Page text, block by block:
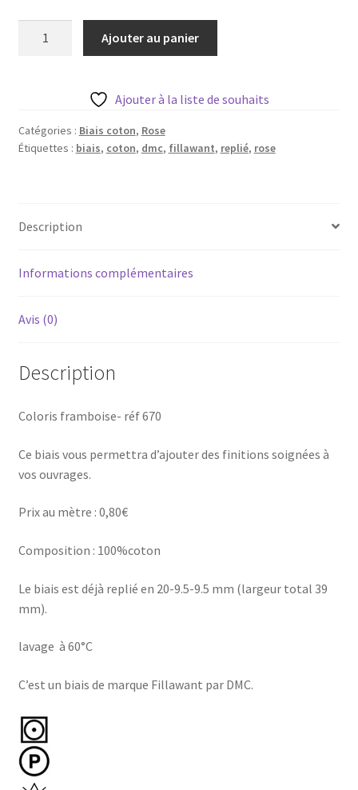
Livraison
-
framboise
Ajouter au panier
Ajouter à la liste de souhaits
Catégories : Biais coton, Rose
Étiquettes : biais, coton, dmc, fillawant, replié, rose
Description
Informations complémentaires
Avis (0)
Description
Coloris framboise- réf 670
Ce biais vous permettra d’ajouter des finitions soignées à
vos ouvrages.
Prix au mètre : 0,80€
Composition : 100%coton
Le biais est déjà replié en 20-9.5-9.5 mm (largeur total 39
mm).
lavage à 60°C
C’est un biais de marque Fillawant par DMC.